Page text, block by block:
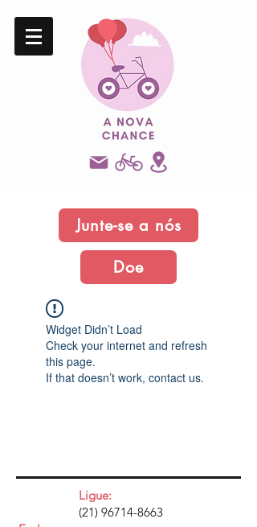
Junte-se a nós
Doe
Widget Didn’t Load
Check your internet and refresh
this page.
If that doesn’t work, contact us.
Ligue:
(21) 96714-8663